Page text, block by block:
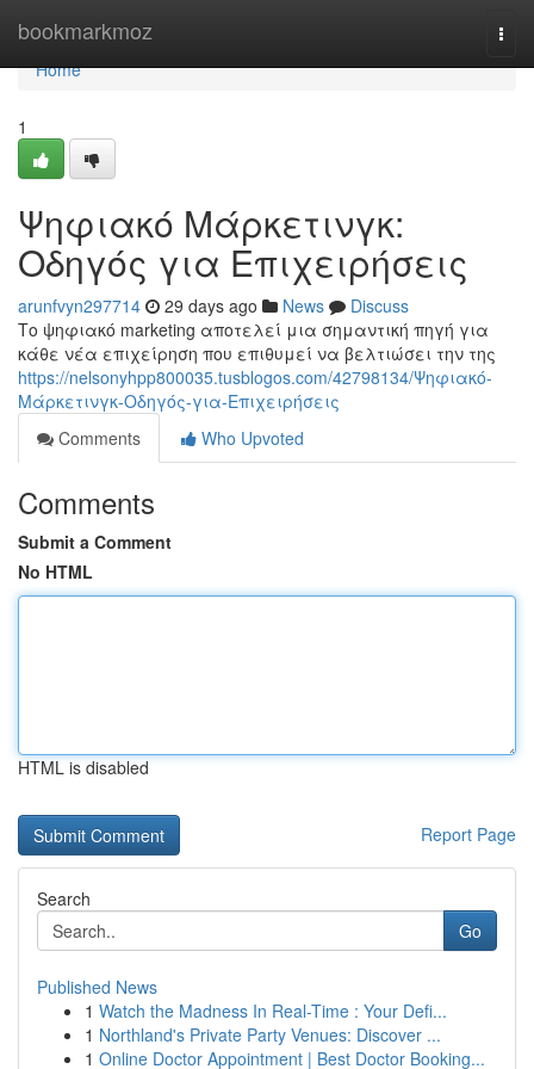
bookmarkmoz
Home
Home
1
Ψηφιακό Μάρκετινγκ:
Οδηγός για Επιχειρήσεις
arunfvyn297714 29 days ago News
Discuss
Το ψηφιακό marketing αποτελεί μια σημαντική πηγή για
κάθε νέα επιχείρηση που επιθυμεί να βελτιώσει την της
https://nelsonyhpp800035.tusblogos.com/42798134/Ψηφιακό-
Μάρκετινγκ-Οδηγός-για-Επιχειρήσεις
Comments
Who Upvoted
Comments
Submit a Comment
No HTML
HTML is disabled
Report Page
Search
Go
Published News
1 Watch the Madness In Real-Time : Your Defi...
1 Northland's Private Party Venues: Discover ...
1 Online Doctor Appointment | Best Doctor Booking...